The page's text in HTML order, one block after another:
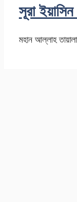
সূরা
মহান আল্লাহ